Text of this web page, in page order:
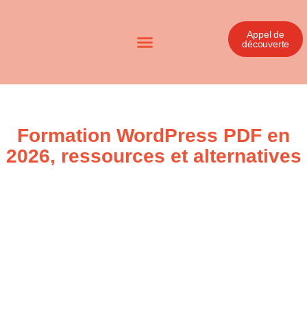
Appel de
découverte
Formation WordPress PDF en
2026, ressources et alternatives